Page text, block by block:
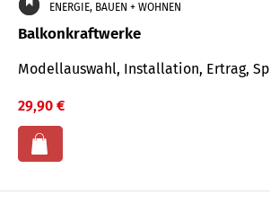
ENERGIE, BAUEN + WOHNEN
Balkonkraftwerke
Modellauswahl, Installation, Ertrag,
29,90 €